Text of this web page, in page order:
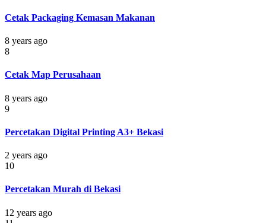
Cetak Packaging Kemasan Makanan
8 years ago
8
Cetak Map Perusahaan
8 years ago
9
Percetakan Digital Printing A3+ Bekasi
2 years ago
10
Percetakan Murah di Bekasi
12 years ago